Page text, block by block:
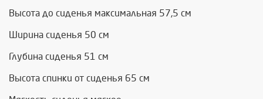
Высота до сиденья максимальная 57,5 см
Ширина сиденья 50 см
Глубина сиденья 51 см
Высота спинки от сиденья 65 см